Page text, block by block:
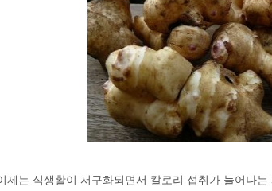
제는 식생활이 서구화되면서 칼로리 섭취가 늘어나